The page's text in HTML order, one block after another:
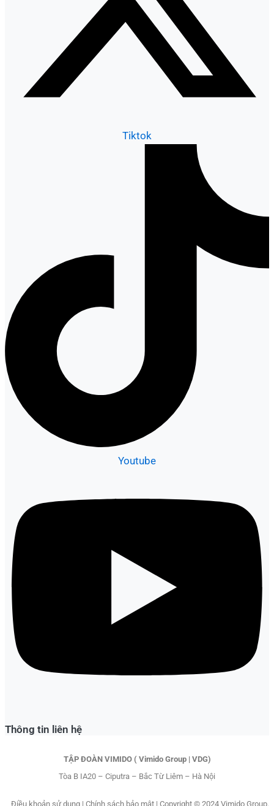
Tiktok
Youtube
Thông tin liên hệ
TẬP ĐOÀN VIMIDO ( Vimido Group | VDG)
Tòa B IA20 – Ciputra – Bắc Từ Liêm – Hà Nội
Điều khoản sử dụng | Chính sách bảo mật | Copyright © 2024 Vimido Group.